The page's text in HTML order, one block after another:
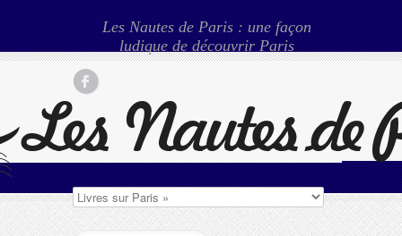
Les Nautes de Paris : une façon
ludique de découvrir Paris